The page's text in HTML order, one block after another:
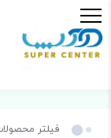
فیلتر